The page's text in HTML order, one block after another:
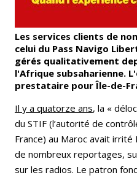
Les services clients de
celui du Pass Navigo
gérés qualitativement
l'Afrique subsaharienne.
prestataire pour Île-de-
Il y a quatorze ans, la «
du STIF (l’autorité de
France) au Maroc avait
de nombreux reportages,
sur les radios. Le patron